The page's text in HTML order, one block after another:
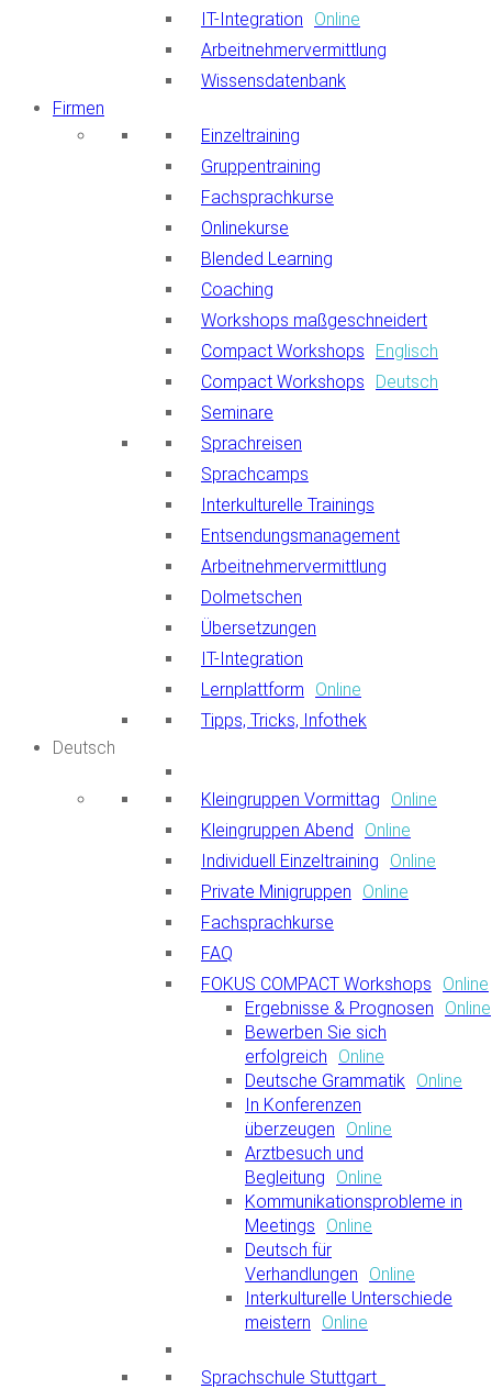
IT-Integration
Online
Arbeitnehmervermittlung
Wissensdatenbank
Firmen
Einzeltraining
Gruppentraining
Fachsprachkurse
Onlinekurse
Blended Learning
Coaching
Workshops maßgeschneidert
Compact Workshops
Englisch
Compact Workshops
Deutsch
Seminare
Sprachreisen
Sprachcamps
Interkulturelle Trainings
Entsendungsmanagement
Arbeitnehmervermittlung
Dolmetschen
Übersetzungen
IT-Integration
Lernplattform
Online
Tipps, Tricks, Infothek
Deutsch
Kleingruppen Vormittag
Online
Kleingruppen Abend
Online
Individuell Einzeltraining
Online
Private Minigruppen
Online
Fachsprachkurse
FAQ
FOKUS COMPACT Workshops
Online
Ergebnisse & Prognosen
Online
Bewerben Sie sich
erfolgreich
Online
Deutsche Grammatik Online
In Konferenzen
überzeugen
Online
Arztbesuch und
Begleitung
Online
Kommunikationsprobleme in
Meetings
Online
Deutsch für
Verhandlungen
Online
Interkulturelle Unterschiede
meistern
Online
Sprachschule Stuttgart